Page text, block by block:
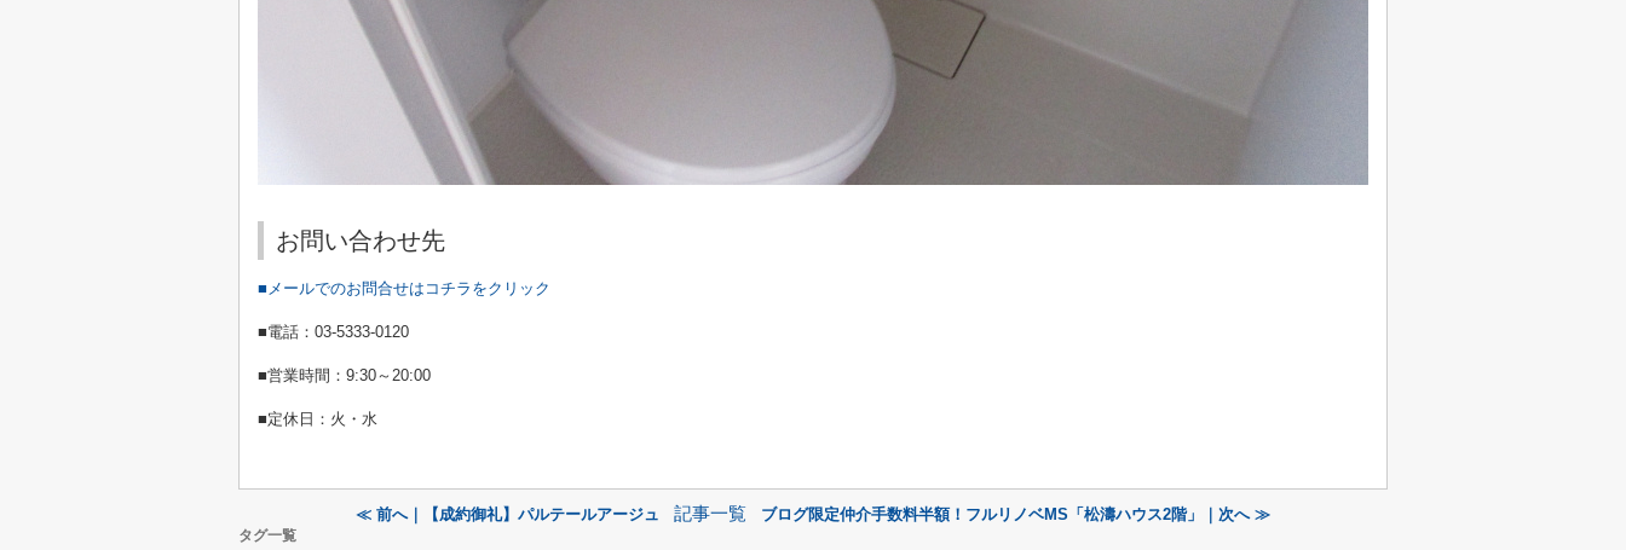
お問い合わせ先
■メールでのお問合せはコチラをクリック
■電話： 03-5333-0120
■営業時間： 9:30～ 20:00
■定休日：火・水
≪ 前へ｜【成約御礼】パルテールアージュ 記事一覧 ブログ限定仲介手数料半額！フルリノベMS「松濤ハウス2階」｜次へ ≫
タグ一覧